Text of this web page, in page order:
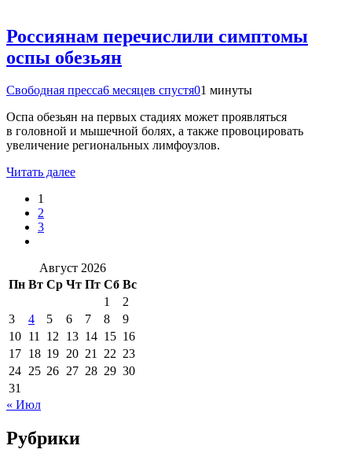
Россиянам перечислили симптомы
оспы обезьян
Свободная пресса6 месяцев спустя01 минуты
Оспа обезьян на первых стадиях может проявляться
в головной и мышечной болях, а также провоцировать
увеличение региональных лимфоузлов.
Читать далее
1
2
3
Август 2026
Пн Вт Ср Чт Пт Сб Вс
1
2
3
4 5 6 7 8
9
10 11 12 13 14 15 16
17 18 19 20 21 22 23
24 25 26 27 28 29 30
31
« Июл
Рубрики